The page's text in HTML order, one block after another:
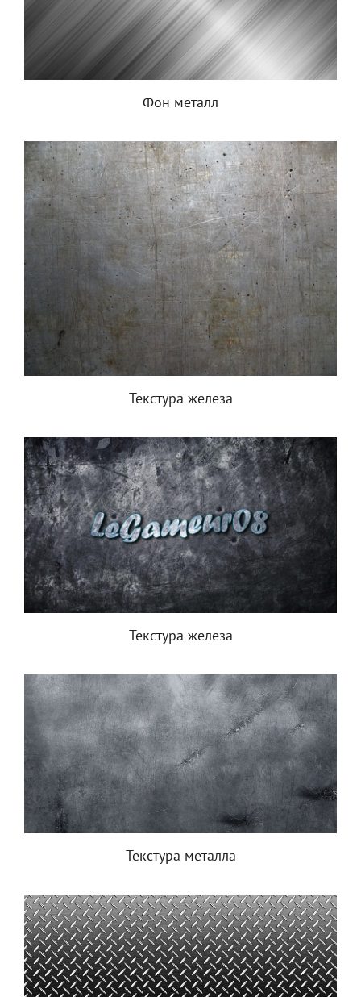
Фон металл
Текстура железа
Текстура железа
Текстура металла